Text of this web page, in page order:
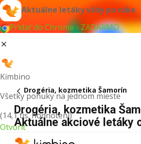
Aktuálne letáky vždy po ruke
Pridať do Chrome - ZADARMO
Kimbino
Všetky ponuky na jednom mieste
(14,1 tis. hodnotení)
Otvoriť
Drogéria, kozmetika Šamorín
Drogéria, kozmetika
Aktuálne akciové letáky